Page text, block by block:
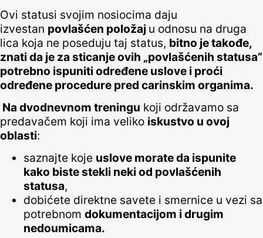
Ovi statusi svojim nosiocima daju
izvestan povlašćen položaj u odnosu na druga
lica koja ne poseduju taj status, bitno je takođe,
znati da je za sticanje ovih „povlašćenih statusa”
potrebno ispuniti određene uslove i proći
određene procedure pred carinskim organima.
Na dvodnevnom treningu koji održavamo sa
predavačem koji ima veliko iskustvo u ovoj
oblasti:
saznajte koje uslove morate da ispunite
kako biste stekli neki od povlašćenih
statusa,
dobićete direktne savete i smernice u vezi sa
potrebnom dokumentacijom i drugim
nedoumicama.